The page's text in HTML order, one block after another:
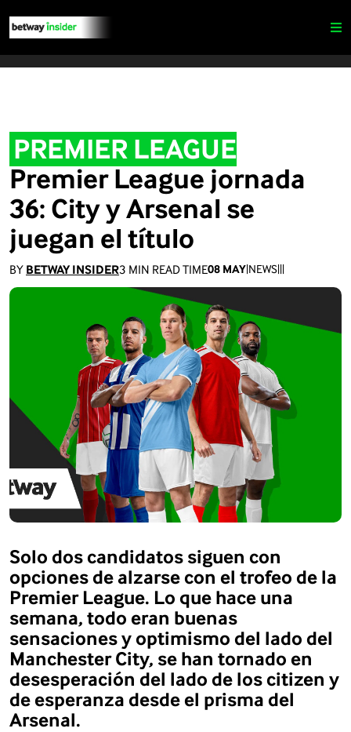
PREMIER LEAGUE
Premier League jornada
36: City y Arsenal se
juegan el título
08 MAY|NEWS|
BY BETWAY INSIDER |
3 MIN READ TIME |
Solo dos candidatos siguen con
opciones de alzarse con el trofeo de la
Premier League. Lo que hace una
semana, todo eran buenas
sensaciones y optimismo del lado del
Manchester City, se han tornado en
desesperación del lado de los citizen y
de esperanza desde el prisma del
Arsenal.